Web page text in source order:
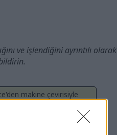
ve işlendiğini ayrıntılı olarak
makine çevirisiyle